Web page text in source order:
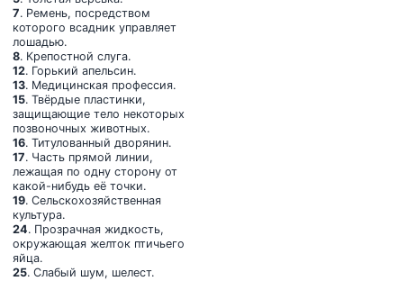
7. Ремень, посредством
которого всадник управляет
лошадью.
8. Крепостной слуга.
12. Горький апельсин.
13. Медицинская профессия.
15. Твёрдые пластинки,
защищающие тело некоторых
позвоночных животных.
16. Титулованный дворянин.
17. Часть прямой линии,
лежащая по одну сторону от
какой-нибудь её точки.
19. Сельскохозяйственная
культура.
24. Прозрачная жидкость,
окружающая желток птичьего
яйца.
25. Слабый шум, шелест.